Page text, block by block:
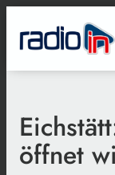
öffnet